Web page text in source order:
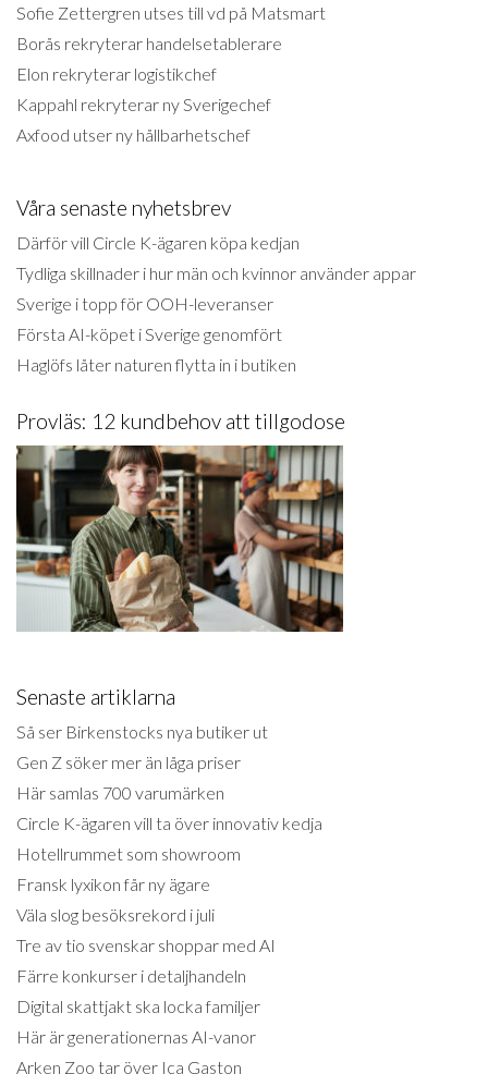
Sofie Zettergren utses till vd på Matsmart
Borås rekryterar handelsetablerare
Elon rekryterar logistikchef
Kappahl rekryterar ny Sverigechef
Axfood utser ny hållbarhetschef
Våra senaste nyhetsbrev
Därför vill Circle K-ägaren köpa kedjan
Tydliga skillnader i hur män och kvinnor använder appar
Sverige i topp för OOH-leveranser
Första AI-köpet i Sverige genomfört
Haglöfs låter naturen flytta in i butiken
Provläs: 12 kundbehov att tillgodose
Senaste artiklarna
Så ser Birkenstocks nya butiker ut
Gen Z söker mer än låga priser
Här samlas 700 varumärken
Circle K-ägaren vill ta över innovativ kedja
Hotellrummet som showroom
Fransk lyxikon får ny ägare
Väla slog besöksrekord i juli
Tre av tio svenskar shoppar med AI
Färre konkurser i detaljhandeln
Digital skattjakt ska locka familjer
Här är generationernas AI-vanor
Arken Zoo tar över Ica Gaston